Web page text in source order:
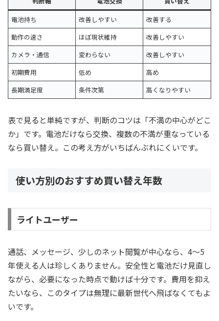
電池持ち
改善しやすい
改善する
動作の速さ
ほぼ現状維持
改善しやすい
カメラ・通信
変わらない
改善しやすい
初期費用
低め
高め
長期満足度
条件次第 高くなりやすい
表で見ると単純ですが、判断のコツは「不満の中心がどこ
か」です。電池だけなら交換、複数の不満が重なっている
なら買い替え。この考え方がいちばんぶれにくいです。
使い方別のおすすめ買い替え年数
ライトユーザー
通話、メッセージ、少しのネット閲覧が中心なら、4〜5
年使える人は珍しくありません。安全性と電池だけ見直し
ながら、必要になった時点で動けば十分です。費用を抑え
たいなら、このタイプは無理に最新世代へ飛ばなくてもよ
いです。